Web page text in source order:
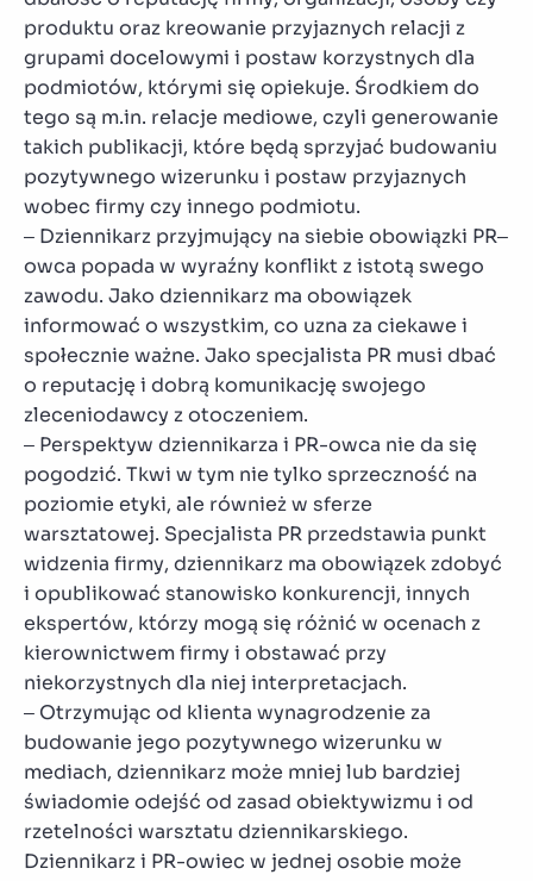
produktu oraz kreowanie przyjaznych relacji z
grupami docelowymi i postaw korzystnych dla
podmiotów, którymi się opiekuje. Środkiem do
tego są m.in. relacje mediowe, czyli generowanie
takich publikacji, które będą sprzyjać budowaniu
pozytywnego wizerunku i postaw przyjaznych
wobec firmy czy innego podmiotu.
– Dziennikarz przyjmujący na siebie obowiązki PR–
owca popada w wyraźny konflikt z istotą swego
zawodu. Jako dziennikarz ma obowiązek
informować o wszystkim, co uzna za ciekawe i
społecznie ważne. Jako specjalista PR musi dbać
o reputację i dobrą komunikację swojego
zleceniodawcy z otoczeniem.
– Perspektyw dziennikarza i PR-owca nie da się
pogodzić. Tkwi w tym nie tylko sprzeczność na
poziomie etyki, ale również w sferze
warsztatowej. Specjalista PR przedstawia punkt
widzenia firmy, dziennikarz ma obowiązek zdobyć
i opublikować stanowisko konkurencji, innych
ekspertów, którzy mogą się różnić w ocenach z
kierownictwem firmy i obstawać przy
niekorzystnych dla niej interpretacjach.
– Otrzymując od klienta wynagrodzenie za
budowanie jego pozytywnego wizerunku w
mediach, dziennikarz może mniej lub bardziej
świadomie odejść od zasad obiektywizmu i od
rzetelności warsztatu dziennikarskiego.
Dziennikarz i PR-owiec w jednej osobie może